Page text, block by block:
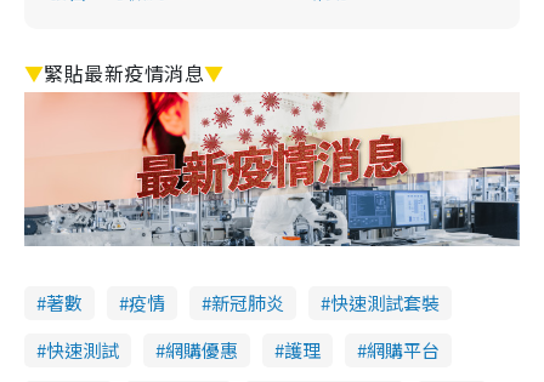
▼緊貼最新疫情消息▼
著數 疫情 新冠肺炎
快速測試套裝
快速測試
網購優惠 護理
網購平台